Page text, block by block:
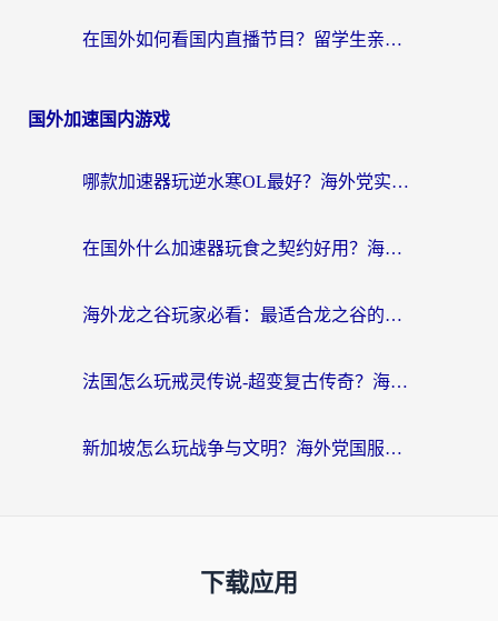
在国外如何看国内直播节目？留学生亲测有效的追剧加速指南
国外加速国内游戏
哪款加速器玩逆水寒OL最好？海外党实测后的终极选择指南
在国外什么加速器玩食之契约好用？海外党亲测有效的国服游戏加速指南
海外龙之谷玩家必看：最适合龙之谷的加速器，解决延迟卡顿还能畅玩幻书启示录和梦幻西游？
法国怎么玩戒灵传说-超变复古传奇？海外玩家国服游戏加速终极指南
新加坡怎么玩战争与文明？海外党国服游戏加速器终极避坑指南
下载应用